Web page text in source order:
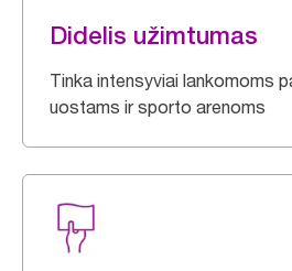
Didelis užimtumas
Tinka intensyviai lankomoms
uostams ir sporto arenoms